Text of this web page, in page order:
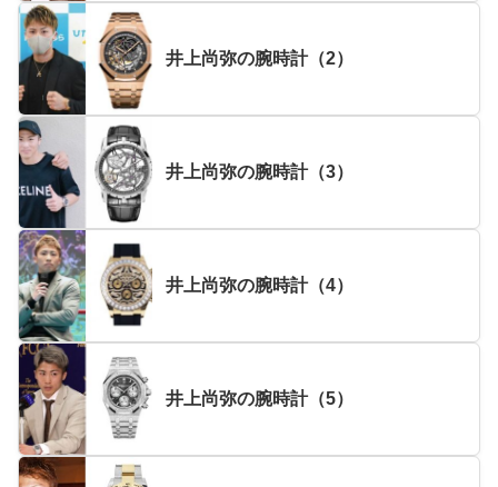
井上尚弥の腕時計（2）
井上尚弥の腕時計（3）
井上尚弥の腕時計（4）
井上尚弥の腕時計（5）